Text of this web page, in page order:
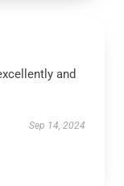
and
Sep 14, 2024